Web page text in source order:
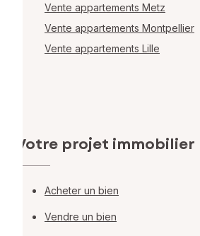
Vente appartements Metz
Vente appartements Montpellier
Vente appartements Lille
Votre projet immobilier
Acheter un bien
Vendre un bien